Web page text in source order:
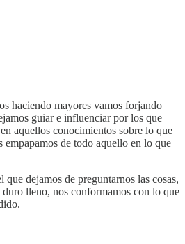
haciendo mayores vamos forjando
guiar e influenciar por los que
aquellos conocimientos sobre lo que
empapamos de todo aquello en lo que
dejamos de preguntarnos las cosas,
lleno, nos conformamos con lo que